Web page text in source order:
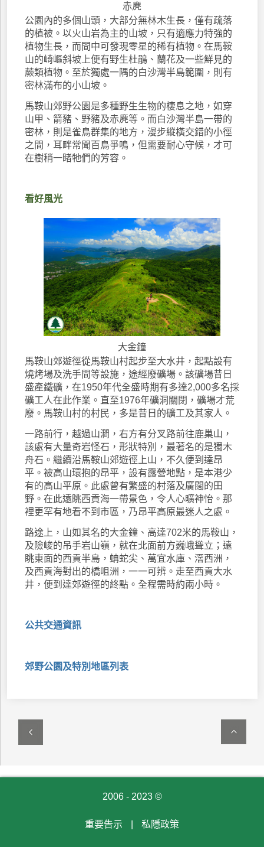
赤麂
公園內的多個山頭，大部分無林木生長，僅有疏落
的植被。以火山岩為主的山坡，只有適應力特強的
植物生長，而間中可發現零星的稀有植物。在馬鞍
山的崎嶇斜坡上便有野生杜鵑、蘭花及一些鮮見的
蕨類植物。至於獨處一隅的白沙灣半島範圍，則有
密林滿布的小山坡。
馬鞍山郊野公園是多種野生生物的棲息之地，如穿
山甲、箭豬、野豬及赤麂等。而白沙灣半島一帶的
密林，則是雀鳥群集的地方，漫步縱橫交錯的小徑
之間，耳畔常聞百鳥爭鳴，但需要耐心守候，才可
在樹稍一睹牠們的芳容。
看好風光
大金鐘
馬鞍山郊遊徑從馬鞍山村起步至大水井，起點設有
燒烤場及洗手間等設施，途經廢礦場。該礦場昔日
盛產鐵礦，在1950年代全盛時期有多達2,000多名採
礦工人在此作業。直至1976年礦洞關閉，礦場才荒
廢。馬鞍山村的村民，多是昔日的礦工及其家人。
一路前行，越過山澗，右方有分叉路前往鹿巢山，
該處有大量奇岩怪石，形狀特別，最著名的是獨木
舟石。繼續沿馬鞍山郊遊徑上山，不久便到達昂
平。被高山環抱的昂平，設有露營地點，是本港少
有的高山平原。此處曾有繁盛的村落及廣闊的田
野。在此遠眺西貢海一帶景色，令人心曠神怡。那
裡更罕有地看不到市區，乃昂平高原最迷人之處。
路途上，山如其名的大金鐘、高達702米的馬鞍山，
及險峻的吊手岩山嶺，就在北面前方巍峨聳立；遠
眺東面的西貢半島，蚺蛇尖、萬宜水庫、滘西洲，
及西貢海對出的橋咀洲，一一可辨。走至西貢大水
井，便到達郊遊徑的終點。全程需時約兩小時。
公共交通資訊
郊野公園及特別地區列表
2006 - 2023 ©
重要告示 私隱政策